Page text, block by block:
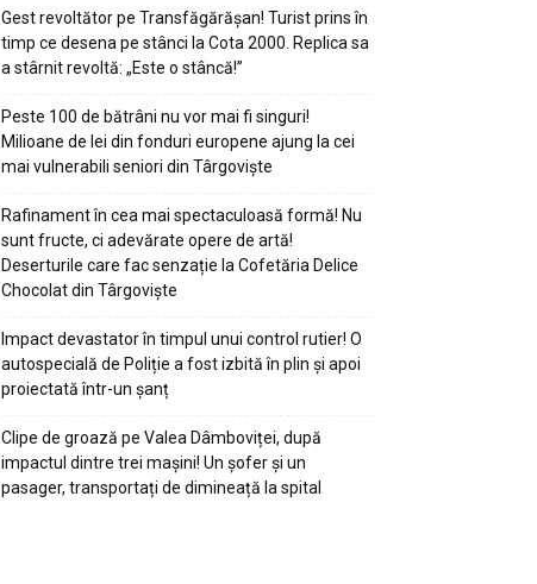
Gest revoltător pe Transfăgărășan! Turist prins în
timp ce desena pe stânci la Cota 2000. Replica sa
a stârnit revoltă: „Este o stâncă!”
Peste 100 de bătrâni nu vor mai fi singuri!
Milioane de lei din fonduri europene ajung la cei
mai vulnerabili seniori din Târgoviște
Rafinament în cea mai spectaculoasă formă! Nu
sunt fructe, ci adevărate opere de artă!
Deserturile care fac senzație la Cofetăria Delice
Chocolat din Târgoviște
Impact devastator în timpul unui control rutier! O
autospecială de Poliție a fost izbită în plin și apoi
proiectată într-un șanț
Clipe de groază pe Valea Dâmboviței, după
impactul dintre trei mașini! Un șofer și un
pasager, transportați de dimineață la spital